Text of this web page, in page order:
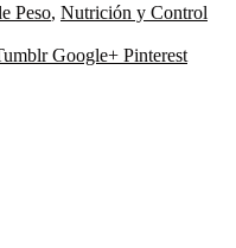
Peso, Nutrición y Control
Google+ Pinterest